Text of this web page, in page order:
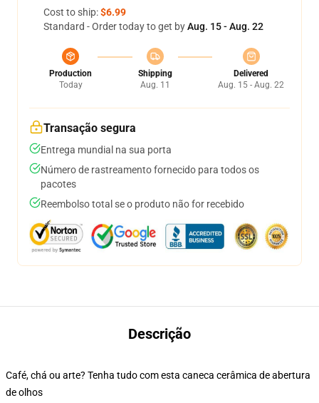
Cost to ship:$6.99
Standard - Order today to get byAug. 15 - Aug. 22
Production
Today
Shipping
Aug. 11
Delivered
Aug. 15 - Aug. 22
Transação segura
Entrega mundial na sua porta
Número de rastreamento fornecido para todos os
pacotes
Reembolso total se o produto não for recebido
Descrição
Café, chá ou arte? Tenha tudo com esta caneca cerâmica de abertura
de olhos